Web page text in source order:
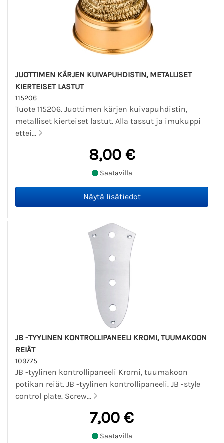
JUOTTIMEN KÄRJEN KUIVAPUHDISTIN, METALLISET
KIERTEISET LASTUT
115206
Tuote 115206. Juottimen kärjen kuivapuhdistin,
metalliset kierteiset lastut. Alla tassut ja imukuppi
ettei...
8,00 €
Saatavilla
JB -TYYLINEN KONTROLLIPANEELI KROMI, TUUMAKOON
REIÄT
109775
JB -tyylinen kontrollipaneeli Kromi, tuumakoon
potikan reiät. JB -tyylinen kontrollipaneeli. JB -style
control plate. Screw...
7,00 €
Saatavilla